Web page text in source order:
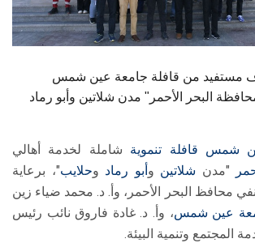
الزائـرون
مستفيد من قافلة جامعة عين شمس
البحر الأحمر" مدن شلاتين وأبو رماد
شمس قافلة تنموية شاملة لخدمة أهالي
"مدن شلاتين و أبو رماد وحلايب"، برعاية
محافظ البحر الأحمر، وأ. د. محمد ضياء زين
عين شمس، وأ. د. غادة فاروق نائب رئيس
المجتمع وتنمية البيئة.